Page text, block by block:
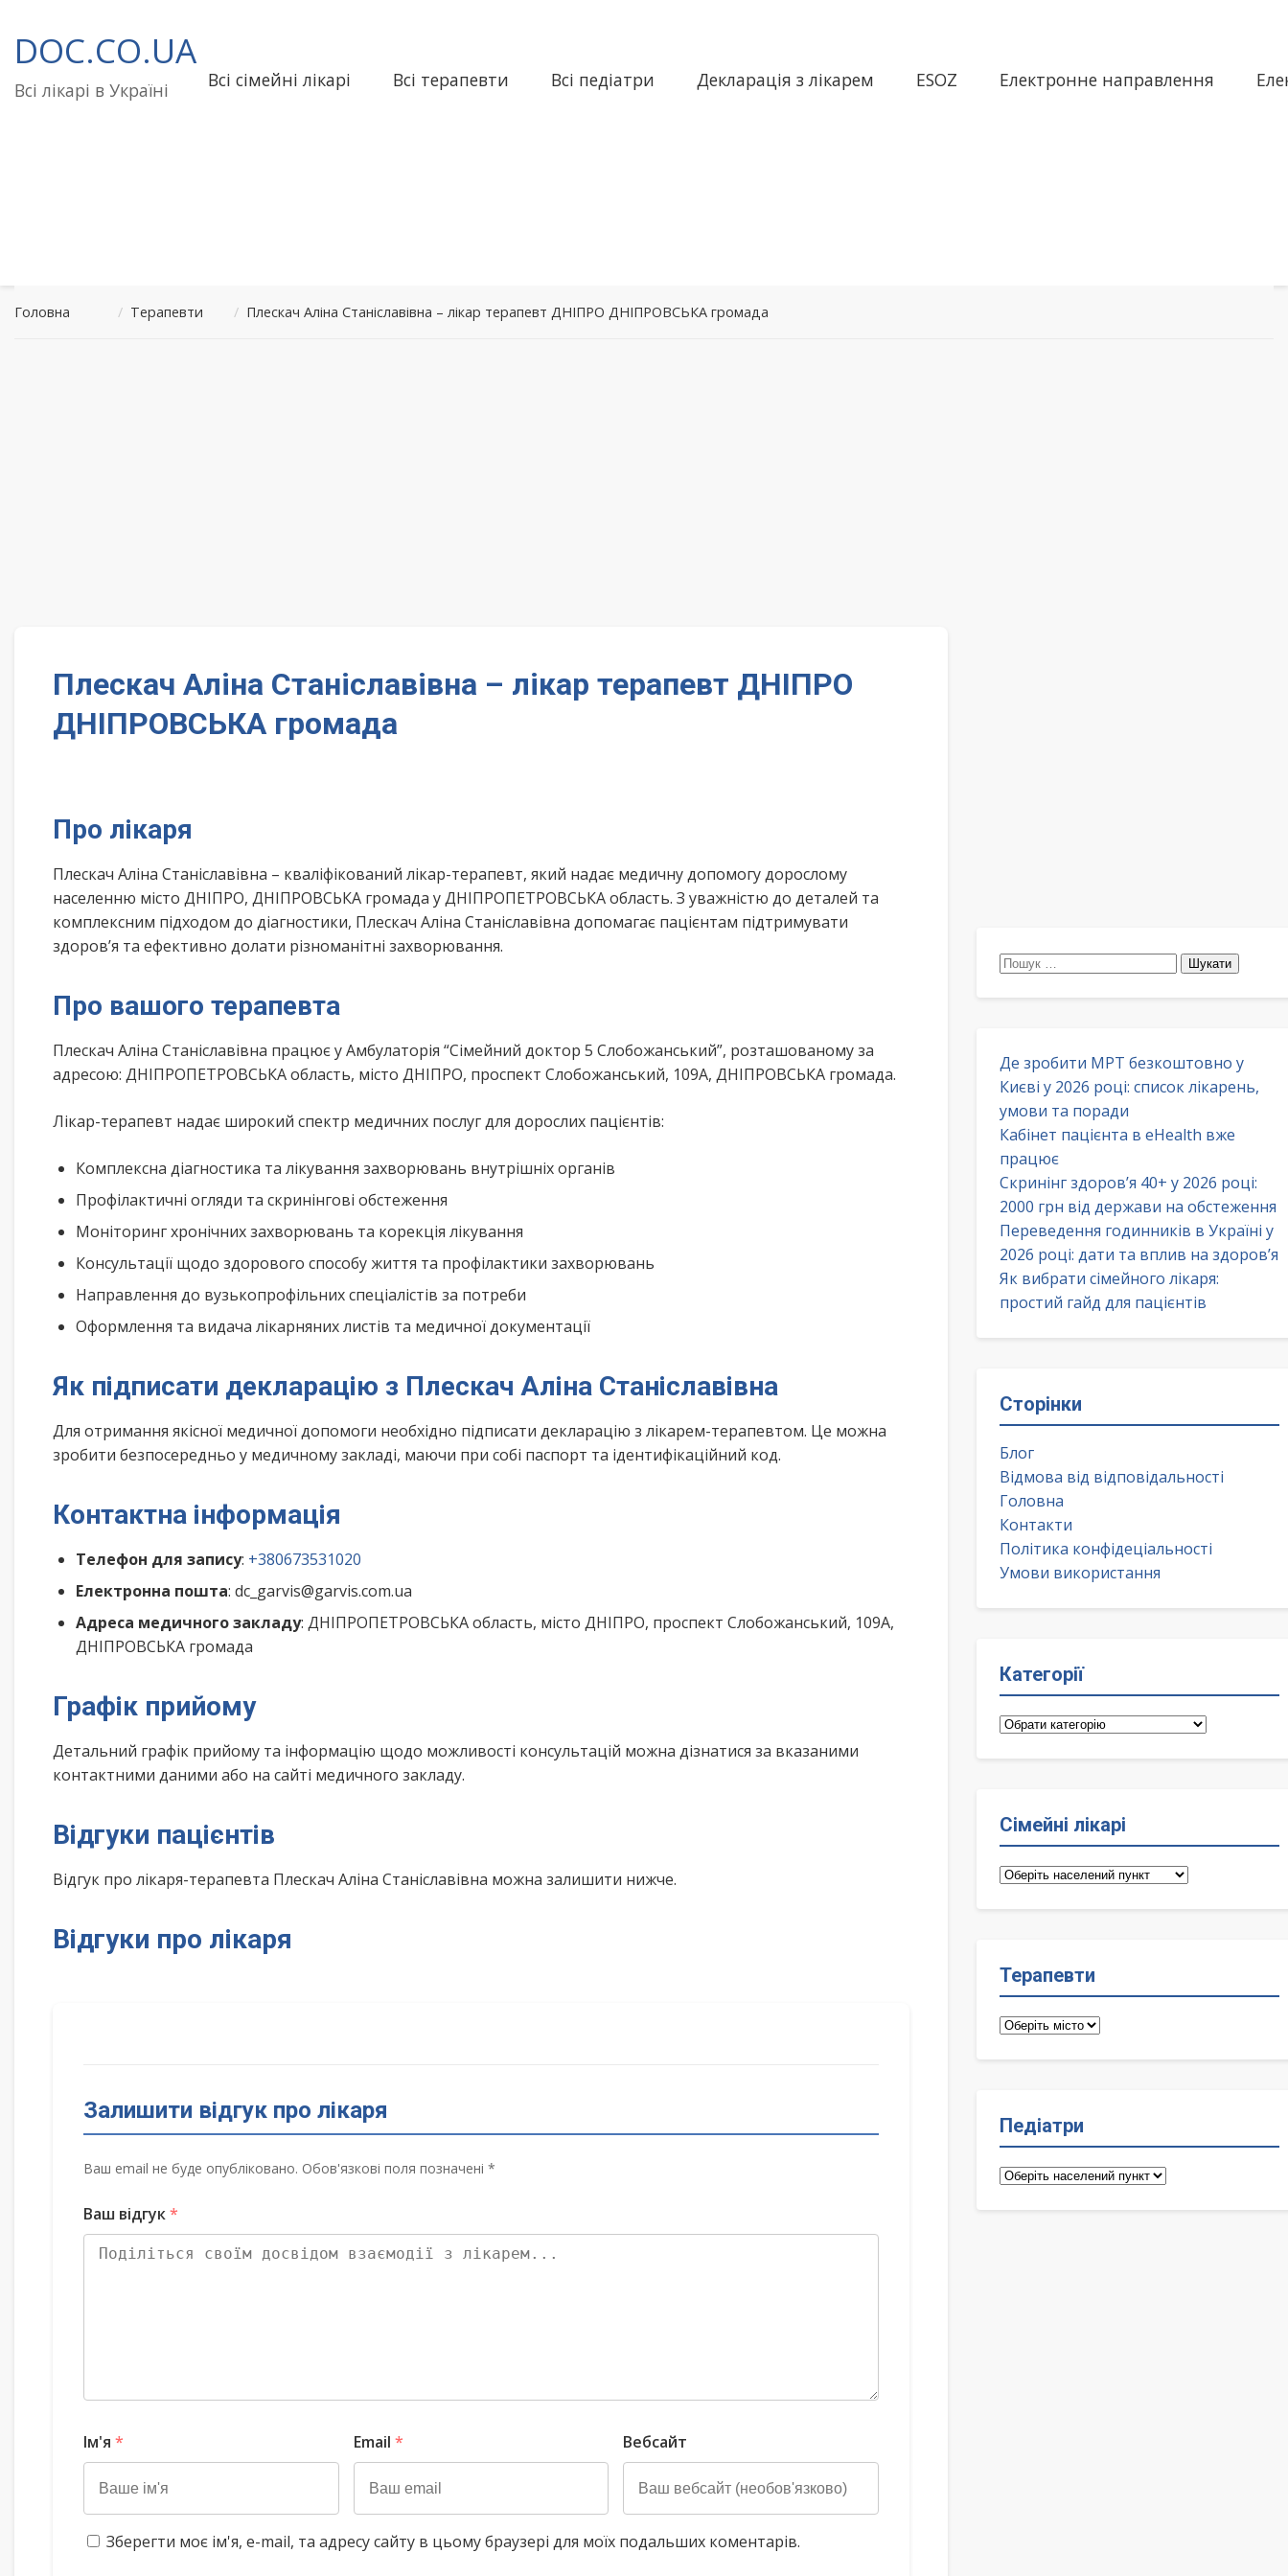
до
вмісту
DOC.CO.UA
Всі лікарі в Україні Всі сімейні лікарі Всі терапевти Всі педіатри Декларація з лікарем ESOZ Електронне направлення
Головна / Терапевти / Плескач Аліна Станіславівна – лікар терапевт ДНІПРО ДНІПРОВСЬКА громада
Плескач Аліна Станіславівна – лікар терапевт ДНІПРО
ДНІПРОВСЬКА громада
Про лікаря
Плескач Аліна Станіславівна – кваліфікований лікар-терапевт, який надає медичну допомогу дорослому
населенню місто ДНІПРО, ДНІПРОВСЬКА громада у ДНІПРОПЕТРОВСЬКА область. З уважністю до деталей та
комплексним підходом до діагностики, Плескач Аліна Станіславівна допомагає пацієнтам підтримувати
здоров’я та ефективно долати різноманітні захворювання.
Про вашого терапевта
Плескач Аліна Станіславівна працює у Амбулаторія “Сімейний доктор 5 Слобожанський”, розташованому за
адресою: ДНІПРОПЕТРОВСЬКА область, місто ДНІПРО, проспект Слобожанський, 109А, ДНІПРОВСЬКА громада.
Лікар-терапевт надає широкий спектр медичних послуг для дорослих пацієнтів:
Комплексна діагностика та лікування захворювань внутрішніх органів
Профілактичні огляди та скринінгові обстеження
Моніторинг хронічних захворювань та корекція лікування
Консультації щодо здорового способу життя та профілактики захворювань
Направлення до вузькопрофільних спеціалістів за потреби
Оформлення та видача лікарняних листів та медичної документації
Як підписати декларацію з Плескач Аліна Станіславівна
Для отримання якісної медичної допомоги необхідно підписати декларацію з лікарем-терапевтом. Це можна
зробити безпосередньо у медичному закладі, маючи при собі паспорт та ідентифікаційний код.
Контактна інформація
Телефон для запису: +380673531020
Електронна пошта: dc_garvis@garvis.com.ua
Адреса медичного закладу: ДНІПРОПЕТРОВСЬКА область, місто ДНІПРО, проспект Слобожанський, 109А,
ДНІПРОВСЬКА громада
Графік прийому
Детальний графік прийому та інформацію щодо можливості консультацій можна дізнатися за вказаними
контактними даними або на сайті медичного закладу.
Відгуки пацієнтів
Відгук про лікаря-терапевта Плескач Аліна Станіславівна можна залишити нижче.
Відгуки про лікаря
Залишити відгук про лікаря
Ваш email не буде опубліковано. Обов'язкові поля позначені *
Ваш відгук*
Ім'я * Email * Вебсайт
Зберегти моє ім'я, e-mail, та адресу сайту в цьому браузері для моїх подальших коментарів.
Пошук:
Де зробити МРТ безкоштовно у
Києві у 2026 році: список лікарень,
умови та поради
Кабінет пацієнта в eHealth вже
працює
Скринінг здоров’я 40+ у 2026 році:
2000 грн від держави на обстеження
Переведення годинників в Україні у
2026 році: дати та вплив на здоров’я
Як вибрати сімейного лікаря:
простий гайд для пацієнтів
Сторінки
Блог
Відмова від відповідальності
Головна
Контакти
Політика конфідеціальності
Умови використання
Категорії
Категорії
Сімейні лікарі
Сімейні
Терапевти
Терапевти
Педіатри
Педіатри